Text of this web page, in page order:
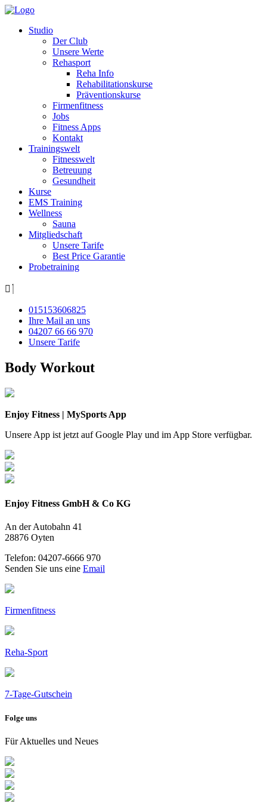
Studio
Der Club
Unsere Werte
Rehasport
Reha Info
Rehabilitationskurse
Präventionskurse
Firmenfitness
Jobs
Fitness Apps
Kontakt
Trainingswelt
Fitnesswelt
Betreuung
Gesundheit
Kurse
EMS Training
Wellness
Sauna
Mitgliedschaft
Unsere Tarife
Best Price Garantie
Probetraining
015153606825
Ihre Mail an uns
04207 66 66 970
Unsere Tarife
Body Workout
Enjoy Fitness | MySports App
Unsere App ist jetzt auf Google Play und im App Store verfügbar.
Enjoy Fitness GmbH & Co KG
An der Autobahn 41
28876 Oyten
Telefon: 04207-6666 970
Senden Sie uns eine Email
Firmenfitness
Reha-Sport
7-Tage-Gutschein
Folge uns
Für Aktuelles und Neues